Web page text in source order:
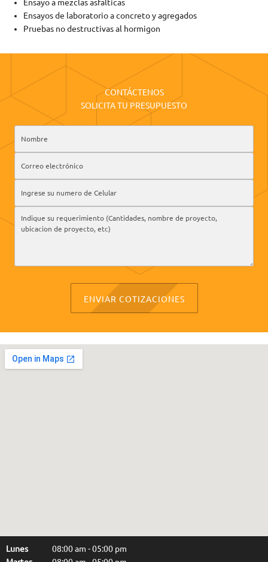
Ensayo a mezclas asfalticas
Ensayos de laboratorio a concreto y agregados
Pruebas no destructivas al hormigon
CONTÁCTENOS
SOLICITA TU PRESUPUESTO
ENVIAR COTIZACIONES
Lunes 08:00 am -05:00 pm